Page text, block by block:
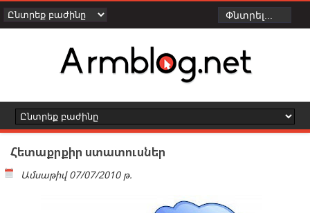
Հետաքրքիր ստատուսներ
Ամսաթիվ 07/07/2010 թ.